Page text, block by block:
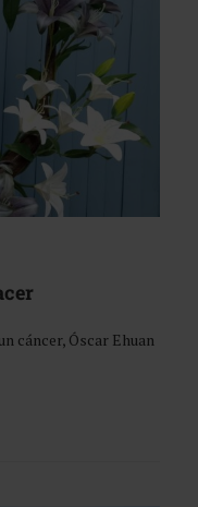
cáncer, Óscar Ehuan